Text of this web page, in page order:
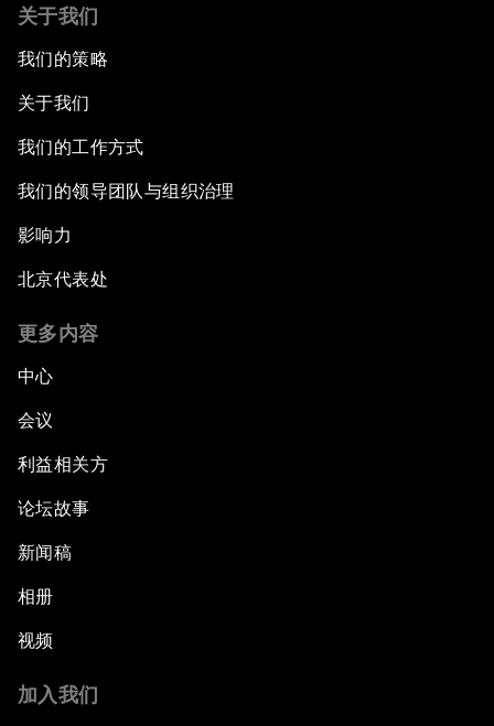
关于我们
我们的策略
关于我们
我们的工作方式
我们的领导团队与组织治理
影响力
北京代表处
更多内容
中心
会议
利益相关方
论坛故事
新闻稿
相册
视频
加入我们